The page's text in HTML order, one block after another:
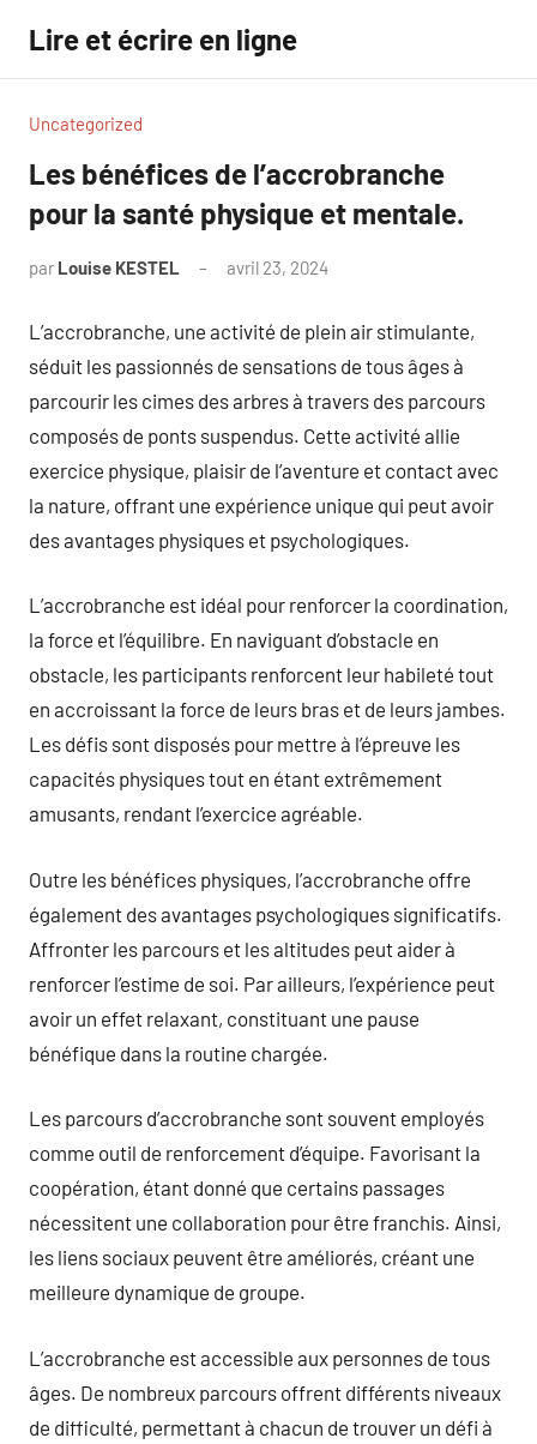
contenu
Lire et écrire en ligne
Uncategorized
Les bénéfices de l’accrobranche
pour la santé physique et mentale.
par Louise KESTEL avril 23, 2024
L’accrobranche, une activité de plein air stimulante,
séduit les passionnés de sensations de tous âges à
parcourir les cimes des arbres à travers des parcours
composés de ponts suspendus. Cette activité allie
exercice physique, plaisir de l’aventure et contact avec
la nature, offrant une expérience unique qui peut avoir
des avantages physiques et psychologiques.
L’accrobranche est idéal pour renforcer la coordination,
la force et l’équilibre. En naviguant d’obstacle en
obstacle, les participants renforcent leur habileté tout
en accroissant la force de leurs bras et de leurs jambes.
Les défis sont disposés pour mettre à l’épreuve les
capacités physiques tout en étant extrêmement
amusants, rendant l’exercice agréable.
Outre les bénéfices physiques, l’accrobranche offre
également des avantages psychologiques significatifs.
Affronter les parcours et les altitudes peut aider à
renforcer l’estime de soi. Par ailleurs, l’expérience peut
avoir un effet relaxant, constituant une pause
bénéfique dans la routine chargée.
Les parcours d’accrobranche sont souvent employés
comme outil de renforcement d’équipe. Favorisant la
coopération, étant donné que certains passages
nécessitent une collaboration pour être franchis. Ainsi,
les liens sociaux peuvent être améliorés, créant une
meilleure dynamique de groupe.
L’accrobranche est accessible aux personnes de tous
âges. De nombreux parcours offrent différents niveaux
de difficulté, permettant à chacun de trouver un défi à